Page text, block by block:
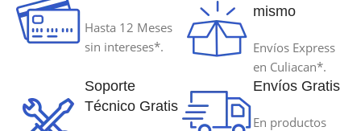
Hasta 12 Meses
sin intereses*.
mismo
Envíos Express
en Culiacan*.
Soporte
Técnico Gratis
Envíos Gratis
En productos